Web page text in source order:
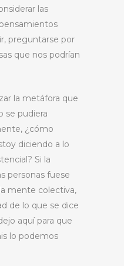
las
preguntarse por
que nos podrían
la metáfora que
se pudiera
¿cómo
diciendo a lo
Si la
personas fuese
mente colectiva,
de lo que se dice
aquí para que
lo podemos